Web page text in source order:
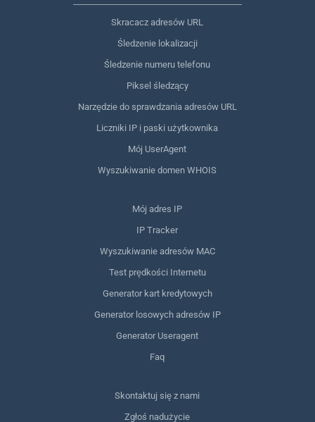
Skracacz adresów URL
Śledzenie lokalizacji
Śledzenie numeru telefonu
Piksel śledzący
Narzędzie do sprawdzania adresów URL
Liczniki IP i paski użytkownika
Mój UserAgent
Wyszukiwanie domen WHOIS
Mój adres IP
IP Tracker
Wyszukiwanie adresów MAC
Test prędkości Internetu
Generator kart kredytowych
Generator losowych adresów IP
Generator Useragent
Faq
Skontaktuj się z nami
Zgłoś nadużycie